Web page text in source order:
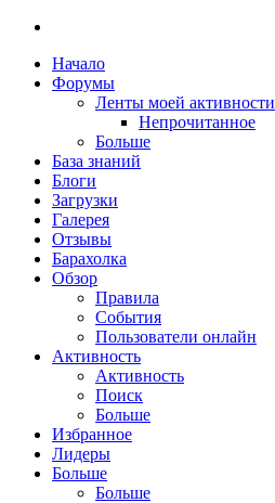
Начало
Форумы
Ленты моей активности
Непрочитанное
Больше
База знаний
Блоги
Загрузки
Галерея
Отзывы
Барахолка
Обзор
Правила
События
Пользователи онлайн
Активность
Активность
Поиск
Больше
Избранное
Лидеры
Больше
Больше